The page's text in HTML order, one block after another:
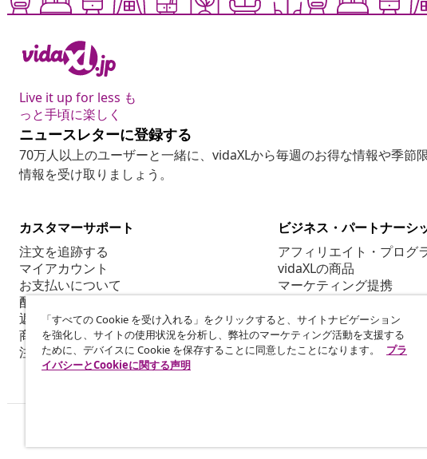
Live it up for less も
っと手頃に楽しく
ニュースレターに登録する
70万人以上のユーザーと一緒に、vidaXLから毎週のお得な情報や季節
情報を受け取りましょう。
カスタマーサポート
注文を追跡する
マイアカウント
お支払いについて
配送について
返品について
商品情報
注文について
ビジネス・パートナーシ
アフィリエイト・プログ
vidaXLの商品
マーケティング提携
「すべての Cookie を受け入れる」をクリックすると、サイトナビゲーション
を強化し、サイトの使用状況を分析し、弊社のマーケティング活動を支援する
ために、デバイスに Cookie を保存することに同意したことになります。
プラ
イバシーとCookieに関する声明